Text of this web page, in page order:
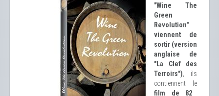
"Wine The
Green
Revolution"
viennent de
sortir (version
anglaise de
"La Clef des
Terroirs") , ils
contiennent le
film de 82